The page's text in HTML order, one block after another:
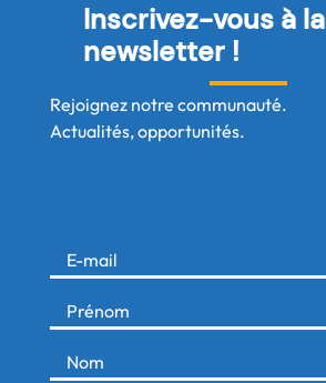
Inscrivez-vous à la
newsletter !
Rejoignez notre communauté.
Actualités, opportunités.